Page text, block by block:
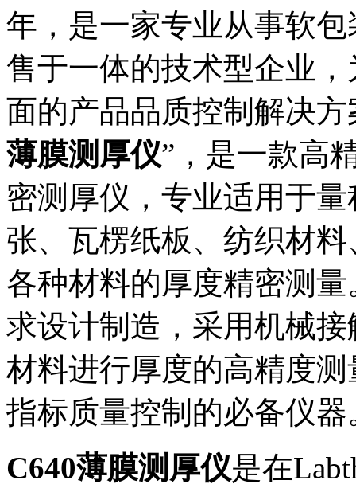
年，是一家专业从事软
售于一体的技术型企业
面的产品品质控制解决
薄膜测厚仪”，是一款高
密测厚仪，专业适用于
张、瓦楞纸板、纺织材
各种材料的厚度精密测
求设计制造，采用机械
材料进行厚度的高精度
指标质量控制的必备仪器
C640薄膜测厚仪是在